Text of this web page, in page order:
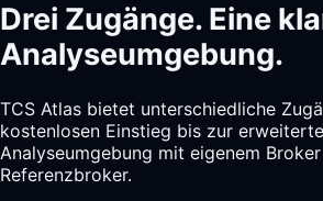
Drei Zugänge. Eine
Analyseumgebung.
TCS Atlas bietet unterschiedliche
kostenlosen Einstieg bis zur
Analyseumgebung mit eigenem
Referenzbroker.